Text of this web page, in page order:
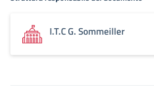
I.T.C G. Sommeiller